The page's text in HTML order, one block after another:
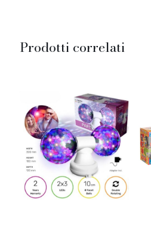
Prodotti correlati